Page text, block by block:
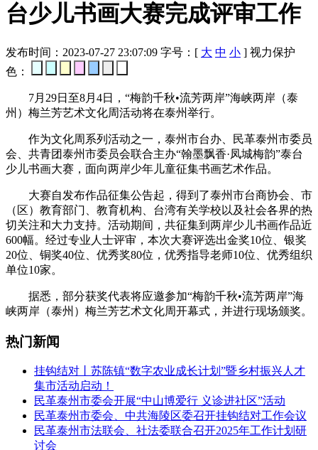
台少儿书画大赛完成评审工作
发布时间：2023-07-27 23:07:09 字号：[ 大 中 小 ] 视力保护
色：
7月29日至8月4日，“梅韵千秋•流芳两岸”海峡两岸（泰
州）梅兰芳艺术文化周活动将在泰州举行。
作为文化周系列活动之一，泰州市台办、民革泰州市委员
会、共青团泰州市委员会联合主办“翰墨飘香·凤城梅韵”泰台
少儿书画大赛，面向两岸少年儿童征集书画艺术作品。
大赛自发布作品征集公告起，得到了泰州市台商协会、市
（区）教育部门、教育机构、台湾有关学校以及社会各界的热
切关注和大力支持。活动期间，共征集到两岸少儿书画作品近
600幅。经过专业人士评审，本次大赛评选出金奖10位、银奖
20位、铜奖40位、优秀奖80位，优秀指导老师10位、优秀组织
单位10家。
据悉，部分获奖代表将应邀参加“梅韵千秋•流芳两岸”海
峡两岸（泰州）梅兰芳艺术文化周开幕式，并进行现场颁奖。
热门新闻
挂钩结对丨苏陈镇“数字农业成长计划”暨乡村振兴人才
集市活动启动！
民革泰州市委会开展“中山博爱行 义诊进社区”活动
民革泰州市委会、中共海陵区委召开挂钩结对工作会议
民革泰州市法联会、社法委联合召开2025年工作计划研
讨会